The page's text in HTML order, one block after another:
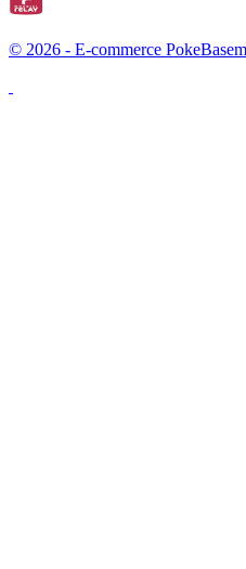
© 2026 - E-commerce